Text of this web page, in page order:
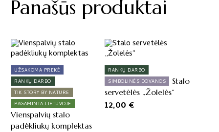
Panašūs produktai
UŽSAKOMA PREKĖ
RANKŲ DARBO
TIK STORY BY NATURE
PAGAMINTA LIETUVOJE
Vienspalvių stalo
padėkliukų komplektas
RANKŲ DARBO
SIMBOLINĖS DOVANOS
Stalo
servetėlės „Žolelės“
12,00 €